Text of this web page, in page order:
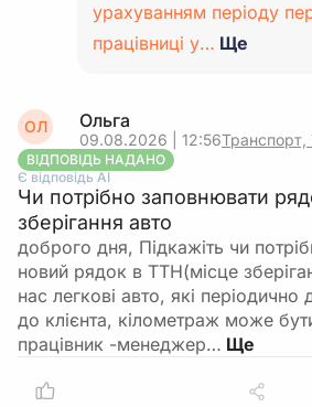
урахуванням періоду
працівниці у… Ще
ОЛ Ольга
09.08.2026 | 12:56
ВІДПОВІДЬ НАДАНО
Є відповідь АІ
Чи потрібно заповнювати
зберігання авто
доброго дня, Підкажіть чи
новий рядок в ТТН(місце
нас легкові авто, які
до клієнта, кілометраж може
працівник -менеджер…